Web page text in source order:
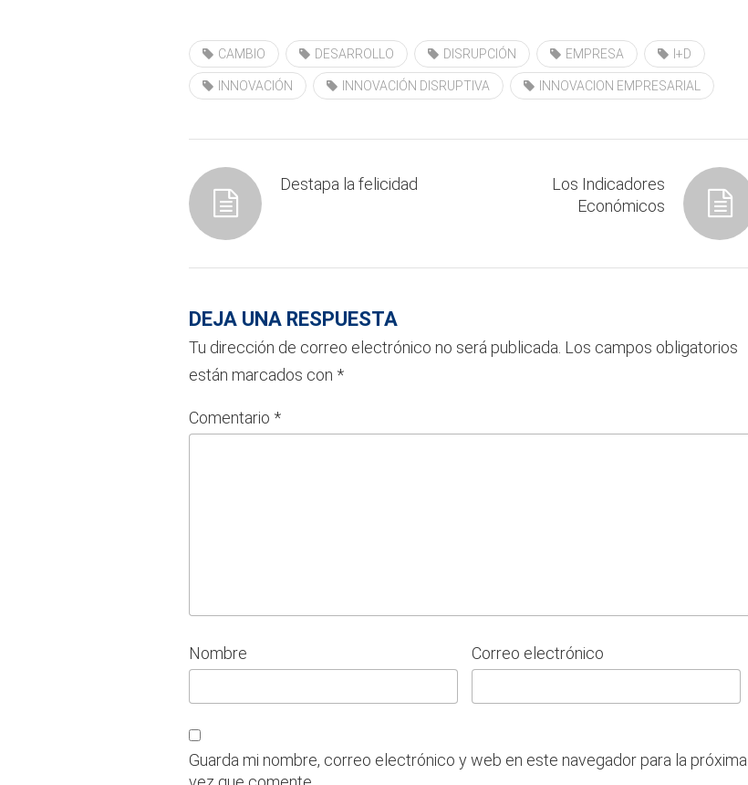
CAMBIO DESARROLLO DISRUPCIÓN EMPRESA I+D
INNOVACIÓN INNOVACIÓN DISRUPTIVA INNOVACION EMPRESARIAL
Destapa la felicidad
Los Indicadores
Económicos
DEJA UNA RESPUESTA
Tu dirección de correo electrónico no será publicada. Los campos obligatorios
están marcados con *
Comentario *
Nombre Correo electrónico
Guarda mi nombre, correo electrónico y web en este navegador para la próxima